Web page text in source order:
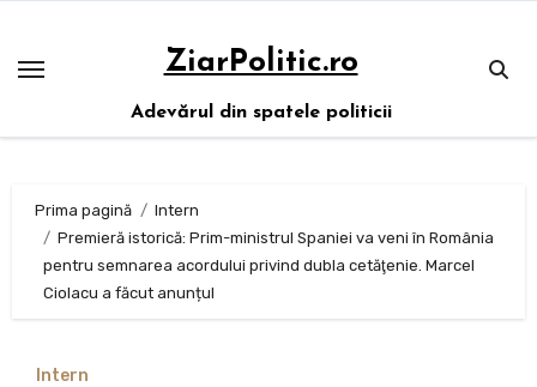
conținut
ZiarPolitic.ro
Adevărul din spatele politicii
Prima pagină
Intern
Premieră istorică: Prim-ministrul Spaniei va veni în România
pentru semnarea acordului privind dubla cetăţenie. Marcel
Ciolacu a făcut anunțul
Intern